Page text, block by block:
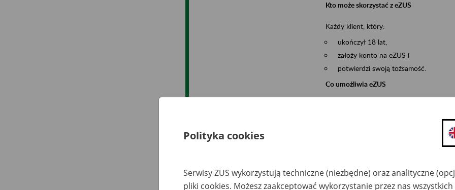
Kto może skorzystać z eZUS
Każdy klient, który:
ukończył 18 lat,
założy konto na eZUS i
potwierdzi swoją tożsamość.
Co umożliwia eZUS
wgląd do danych zgromadzonych w
składanie wniosków i otrzymywanie
zadawanie pytań i otrzymywanie
Jeśli jesteś osobą ubezpieczoną (np.
możesz sprawdzić swoje dane
Polityka cookies
Serwisy ZUS wykorzystują techniczne (niezbędne) oraz analityczne
pliki cookies. Możesz zaakceptować wykorzystanie przez nas